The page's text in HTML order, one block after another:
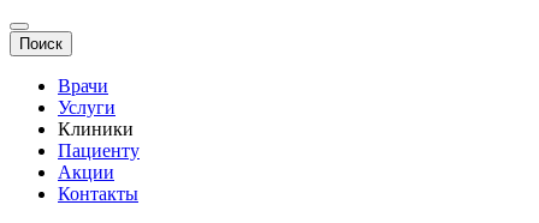
Поиск
Врачи
Услуги
Клиники
Пациенту
Акции
Контакты